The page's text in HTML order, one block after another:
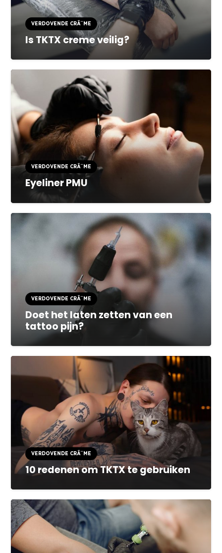
VERDOVENDE CRÃ¨ME
Is TKTX creme veilig?
VERDOVENDE CRÃ¨ME
Eyeliner PMU
VERDOVENDE CRÃ¨ME
Doet het laten zetten van een
tattoo pijn?
VERDOVENDE CRÃ¨ME
10 redenen om TKTX te gebruiken